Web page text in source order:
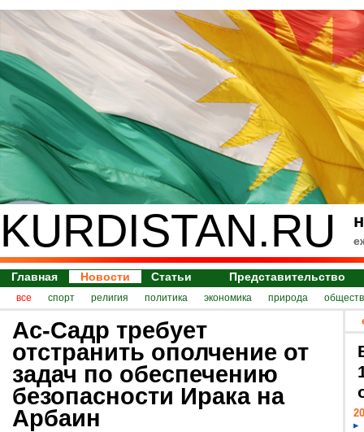
KURDISTAN.RU
Главная Новости Статьи Представительство
все спорт религия политика экономика природа
Ас-Садр требует
отстранить ополчение от
задач по обеспечению
безопасности Ирака на
Арбаин